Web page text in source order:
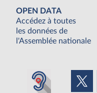
OPEN DATA
Accédez à toutes
les données de
l'Assemblée nationale